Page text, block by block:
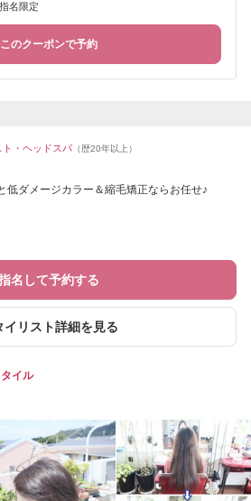
名限定
このクーポンで予約
ト・ヘッドスパ （歴20年以上）
低ダメージカラー＆縮毛矯正ならお任せ♪
名して予約する
イリスト詳細を見る
イル